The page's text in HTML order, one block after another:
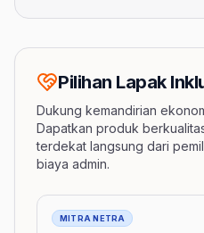
Pilihan Lapak
Dukung kemandirian
Dapatkan produk
terdekat langsung dari
biaya admin.
Barang
MITRA NETRA